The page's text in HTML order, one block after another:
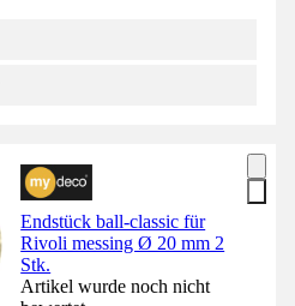
Endstück ball-classic für
Rivoli messing Ø 20 mm 2
Stk.
Artikel wurde noch nicht